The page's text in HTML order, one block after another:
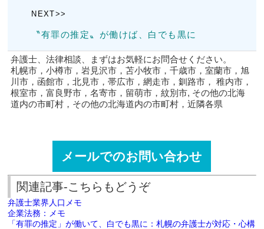
NEXT>>
〝有罪の推定〟が働けば、白でも黒に
弁護士、法律相談、まずはお気軽にお問合せください。
札幌市，小樽市，岩見沢市，苫小牧市，千歳市，室蘭市，旭
川市，函館市，北見市，帯広市，網走市，釧路市， 稚内市，
根室市，富良野市，名寄市，留萌市，紋別市, その他の北海
道内の市町村，その他の北海道内の市町村，近隣各県
メールでのお問い合わせ
関連記事-こちらもどうぞ
弁護士業界人口メモ
企業法務：メモ
「有罪の推定」が働いて、白でも黒に：札幌の弁護士が対応・心構